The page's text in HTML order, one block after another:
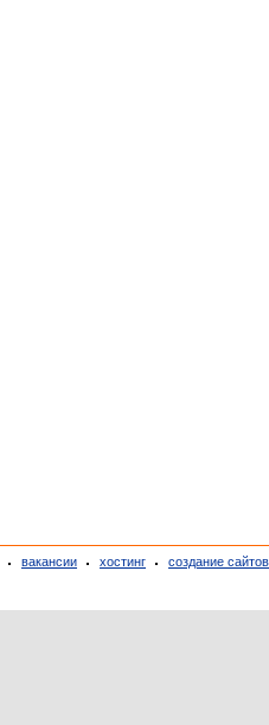
вакансии хостинг создание сайтов